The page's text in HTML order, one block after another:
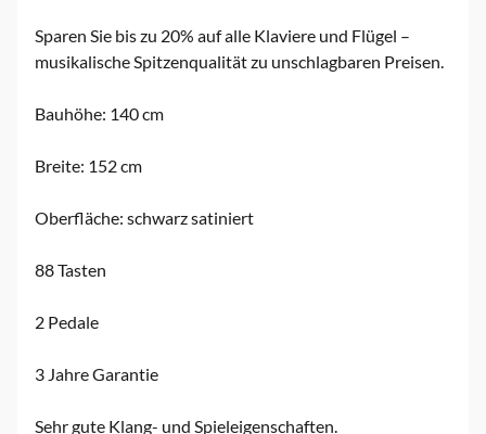
Sparen Sie bis zu 20% auf alle Klaviere und Flügel –
musikalische Spitzenqualität zu unschlagbaren Preisen.
Bauhöhe: 140 cm
Breite: 152 cm
Oberfläche: schwarz satiniert
88 Tasten
2 Pedale
3 Jahre Garantie
Sehr gute Klang- und Spieleigenschaften.